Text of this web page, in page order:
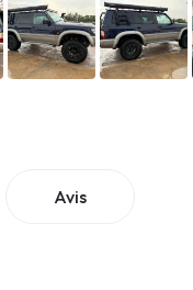
Avis